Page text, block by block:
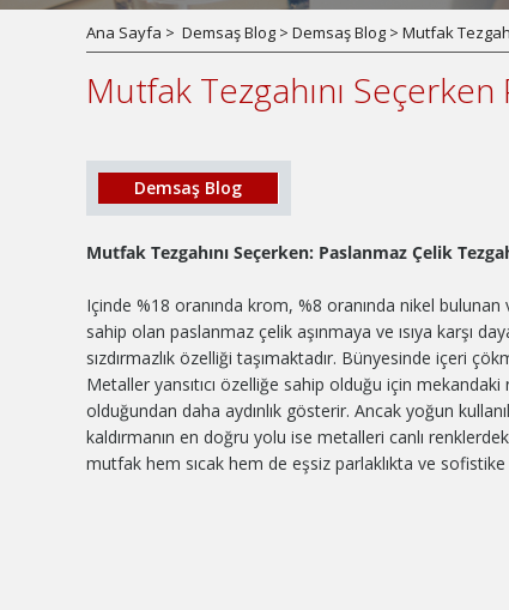
Ana Sayfa > Demsaş Blog > Demsaş Blog > Mutfak
Mutfak Tezgahını
Demsaş Blog
Mutfak Tezgahını Seçerken: Paslanmaz Çelik
Içinde %18 oranında krom, %8 oranında nikel
sahip olan paslanmaz çelik aşınmaya ve ısıya karşı
sızdırmazlık özelliği taşımaktadır. Bünyesinde içeri
Metaller yansıtıcı özelliğe sahip olduğu için mekandaki
olduğundan daha aydınlık gösterir. Ancak yoğun
kaldırmanın en doğru yolu ise metalleri canlı
mutfak hem sıcak hem de eşsiz parlaklıkta ve